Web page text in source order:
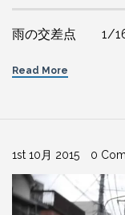
雨の交差点 1/
Read More
1st 10月 2015 0